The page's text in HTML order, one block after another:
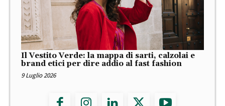
Il Vestito Verde: la mappa di sarti, calzolai e
brand etici per dire addio al fast fashion
9 Luglio 2026